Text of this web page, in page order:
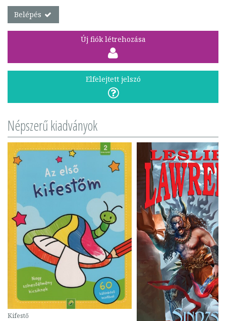
Belépés
Új fiók létrehozása
Elfelejtett jelszó
Népszerű kiadványok
Kifestő